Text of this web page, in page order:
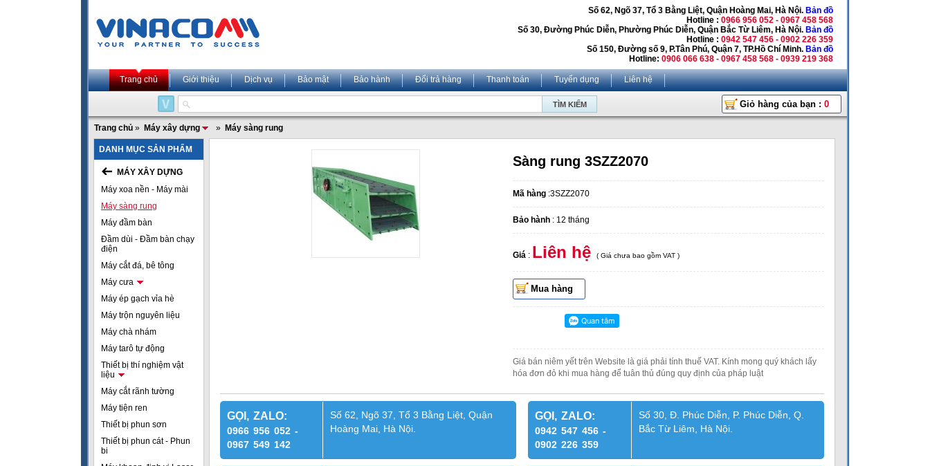
Số 62, Ngõ 37, Tổ 3 Bằng Liệt, Quận Hoàng Mai, Hà Nội. Bản đồ
Hotline : 0966 956 052 - 0967 458 568
Số 30, Đường Phúc Diễn, Phường Phúc Diễn, Quận Bắc Từ Liêm, Hà Nội. Bản đồ
Hotline : 0942 547 456 - 0902 226 359
Số 150, Đường số 9, P.Tân Phú, Quận 7, TP.Hồ Chí Minh. Bản đồ
Hotline: 0906 066 638 - 0967 458 568 - 0939 219 368
Trang chủ Giới thiệu Dịch vụ Bảo mật Bảo hành Đổi trả hàng Thanh toán Tuyển dụng Liên hệ
Giỏ hàng của bạn : 0
Trang chủ » Máy xây dựng » Máy sàng rung
DANH MỤC SẢN PHẨM
MÁY XÂY DỰNG
Máy xoa nền - Máy mài
Máy sàng rung
Máy đầm bàn
Đầm dùi - Đầm bàn chạy
điện
Máy cắt đá, bê tông
Máy cưa
Máy ép gạch vỉa hè
Máy trộn nguyên liệu
Máy chà nhám
Máy tarô tự động
Thiết bị thí nghiệm vật
liệu
Máy cắt rãnh tường
Máy tiện ren
Thiết bị phun sơn
Thiết bị phun cát - Phun
bi
Sàng rung 3SZZ2070
Mã hàng :3SZZ2070
Bảo hành : 12 tháng
Giá : Liên hệ ( Giá chưa bao gồm VAT )
Mua hàng
Giá bán niêm yết trên Website là giá phải tính thuế VAT. Kính mong quý khách lấy
hóa đơn đỏ khi mua hàng để tuân thủ đúng quy định của pháp luật
GỌI, ZALO:
0966 956 052 -
0967 549 142
Số 62, Ngõ 37, Tổ 3 Bằng Liệt, Quận
Hoàng Mai, Hà Nội.
GỌI, ZALO:
0942 547 456 -
0902 226 359
Số 30, Đ. Phúc Diễn, P. Phúc Diễn, Q.
Bắc Từ Liêm, Hà Nội.